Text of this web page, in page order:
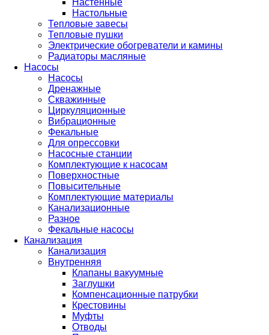
Настенные
Настольные
Тепловые завесы
Тепловые пушки
Электрические обогреватели и камины
Радиаторы масляные
Насосы
Насосы
Дренажные
Скважинные
Циркуляционные
Вибрационные
Фекальные
Для опрессовки
Насосные станции
Комплектующие к насосам
Поверхностные
Повысительные
Комплектующие материалы
Канализационные
Разное
Фекальные насосы
Канализация
Канализация
Внутренняя
Клапаны вакуумные
Заглушки
Компенсационные патрубки
Крестовины
Муфты
Отводы